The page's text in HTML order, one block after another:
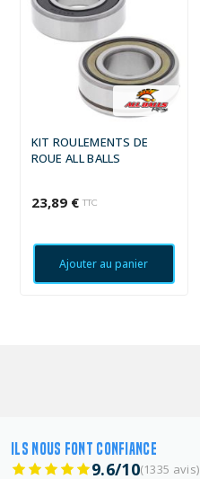
KIT ROULEMENTS DE
ROUE ALL BALLS
23,89 € TTC
Ajouter au panier
ILS NOUS FONT CONFIANCE
9.6/10(1335 avis)